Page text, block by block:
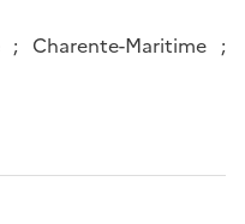
; Charente-Maritime ;